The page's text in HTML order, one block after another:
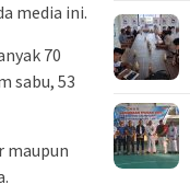
media ini.
70
sabu, 53
maupun